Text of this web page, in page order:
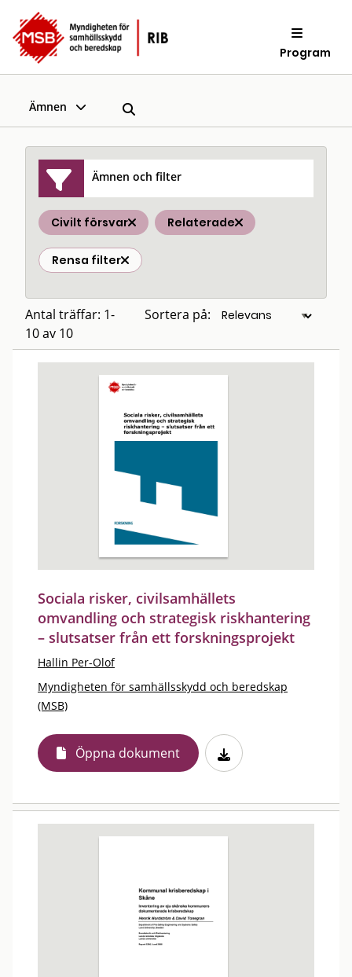
Program
Ämnen
Ämnen och filter
Civilt försvar Relaterade
Rensa filter
Antal träffar: 1-
10 av 10
Sortera på:
Sociala risker, civilsamhällets
omvandling och strategisk riskhantering
– slutsatser från ett forskningsprojekt
Hallin Per-Olof
Myndigheten för samhällsskydd och beredskap
(MSB)
Öppna dokument